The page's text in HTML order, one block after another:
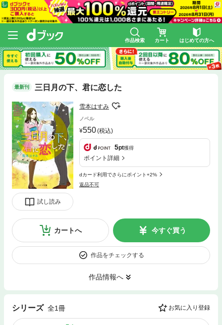
作品検索 カート はじめての方へ
最新刊 三日月の下、君に恋した
試し読み
雪本はすみ
ノベル
550(税込)
5pt獲得
ポイント詳細
dカード利用でさらにポイント+2%
返品不可
カートへ 今すぐ買う
作品をチェックする
作品情報へ
シリーズ 全1冊 お気に入り登録